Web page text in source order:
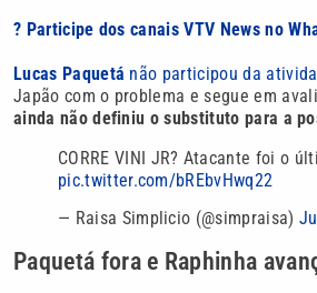
? Participe dos canais VTV News no
Lucas Paquetá não participou da
Japão com o problema e segue em
ainda não definiu o substituto para a
CORRE VINI JR? Atacante foi o
pic.twitter.com/bREbvHwq22
— Raisa Simplicio (@simpraisa)
Paquetá fora e Raphinha